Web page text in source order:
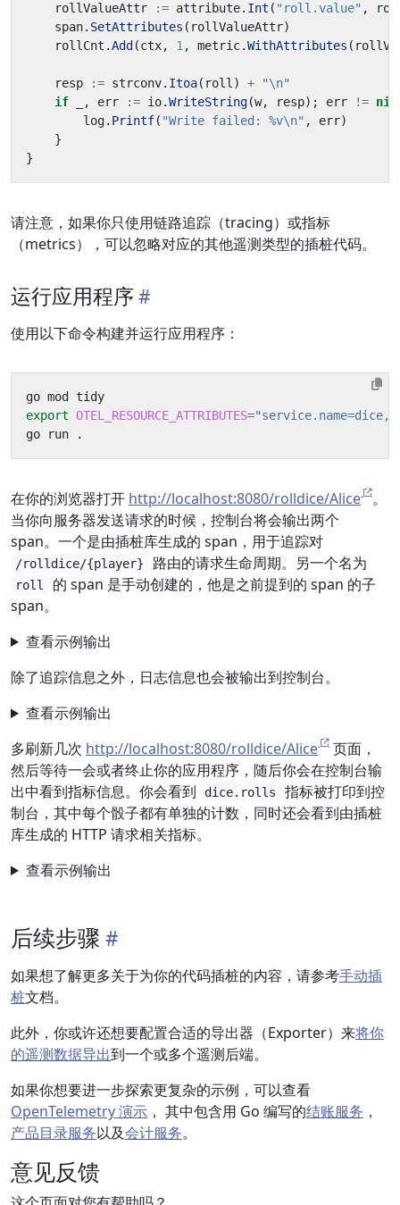
rollValueAttr
:= attribute. Int ( "roll.value" ,
span. SetAttributes ( rollValueAttr)
rollCnt .Add (ctx, 1 , metric.WithAttributes (
resp := strconv. Itoa( roll ) +
"\n"
if
, err := io.WriteString(w, resp); err != nil
log. Printf( "Write failed: %v\n" , err)
}
}
请注意，如果你只使用链路追踪（tracing）或指标
（metrics），可以忽略对应的其他遥测类型的插桩代码。
运行应用程序
使用以下命令构建并运行应用程序：
export OTEL_RESOURCE_ATTRIBUTES=
在你的浏览器打开 http://localhost:8080/rolldice/Alice
。
当你向服务器发送请求的时候，控制台将会输出两个
span。一个是由插桩库生成的 span，用于追踪对
/rolldice/{player} 路由的请求生命周期。另一个名为
roll
的 span 是手动创建的，他是之前提到的 span 的子
span。
查看示例输出
除了追踪信息之外，日志信息也会被输出到控制台。
查看示例输出
多刷新几次 http://localhost:8080/rolldice/Alice
页面，
然后等待一会或者终止你的应用程序，随后你会在控制台输
出中看到指标信息。你会看到
dice.rolls
指标被打印到控
制台，其中每个骰子都有单独的计数，同时还会看到由插桩
库生成的 HTTP 请求相关指标。
查看示例输出
后续步骤
如果想了解更多关于为你的代码插桩的内容，请参考手动插
桩文档。
此外，你或许还想要配置合适的导出器（Exporter）来将你
的遥测数据导出到一个或多个遥测后端。
如果你想要进一步探索更复杂的示例，可以查看
OpenTelemetry 演示 ， 其中包含用 Go 编写的结账服务 ，
产品目录服务以及会计服务。
意见反馈